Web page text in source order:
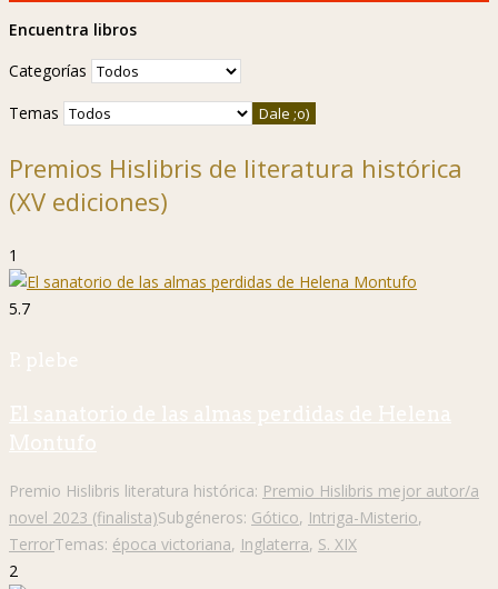
Encuentra libros
Categorías
Temas
Premios Hislibris de literatura histórica
(XV ediciones)
1
5.7
P. plebe
El sanatorio de las almas perdidas de Helena
Montufo
Premio Hislibris literatura histórica: Premio Hislibris mejor autor/a
novel 2023 (finalista)Subgéneros: Gótico, Intriga-Misterio,
TerrorTemas: época victoriana, Inglaterra, S. XIX
2